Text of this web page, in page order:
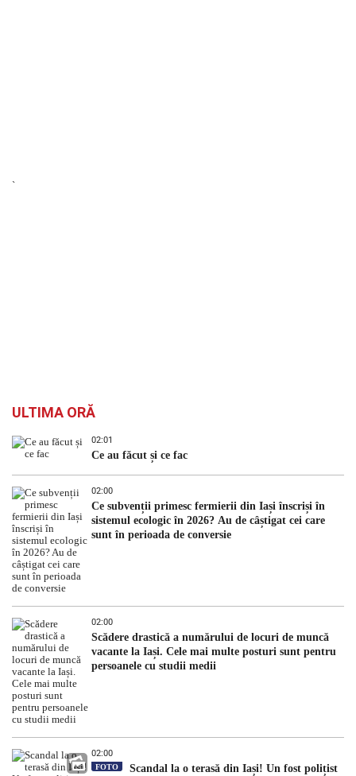
`
ULTIMA ORĂ
02:01
Ce au făcut și ce fac
02:00
Ce subvenții primesc fermierii din Iași înscriși în
sistemul ecologic în 2026? Au de câștigat cei care
sunt în perioada de conversie
02:00
Scădere drastică a numărului de locuri de muncă
vacante la Iași. Cele mai multe posturi sunt pentru
persoanele cu studii medii
02:00
FOTO
Scandal la o terasă din Iași! Un fost polițist